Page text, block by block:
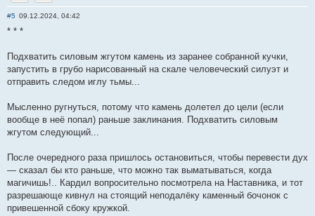
Отправить личное сообщение
Сайт
#5 09.12.2024, 04:42
* * *
Подхватить силовым жгутом камень из заранее собранной кучки,
запустить в грубо нарисованный на скале человеческий силуэт и
отправить следом иглу тьмы...
Мысленно ругнуться, потому что камень долетел до цели (если
вообще в неё попал) раньше заклинания. Подхватить силовым
жгутом следующий...
После очередного раза пришлось остановиться, чтобы перевести дух
— сказал бы кто раньше, что можно так выматываться, когда
магичишь!.. Кардил вопросительно посмотрела на Наставника, и тот
разрешающе кивнул на стоящий неподалёку каменный бочонок с
привешенной сбоку кружкой.